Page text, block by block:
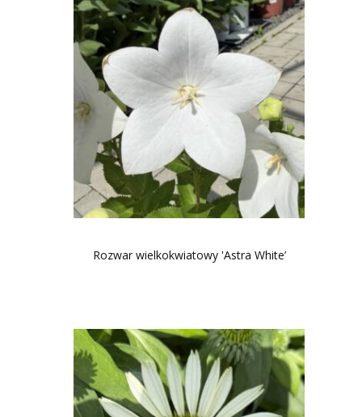
Rozwar wielkokwiatowy 'Astra White’